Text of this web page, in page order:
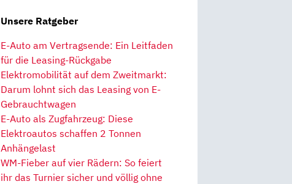
Unsere Ratgeber
E-Auto am Vertragsende: Ein Leitfaden
für die Leasing-Rückgabe
Elektromobilität auf dem Zweitmarkt:
Darum lohnt sich das Leasing von E-
Gebrauchtwagen
E-Auto als Zugfahrzeug: Diese
Elektroautos schaffen 2 Tonnen
Anhängelast
WM-Fieber auf vier Rädern: So feiert
ihr das Turnier sicher und völlig ohne